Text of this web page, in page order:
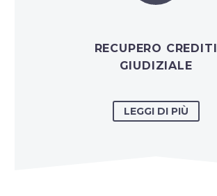
RECUPERO CREDITI
GIUDIZIALE
LEGGI DI PIÙ